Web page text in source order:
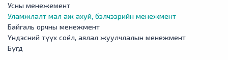
Усны менежемент
Уламжлалт мал аж ахуй, бэлчээрийн менежмент
Байгаль орчны менежмент
Үндэсний түүх соёл, аялал жуулчлалын менежмент
Бүгд